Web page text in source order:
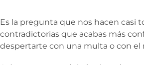
Es la pregunta que nos hacen casi
contradictorias que acabas más
despertarte con una multa o con el